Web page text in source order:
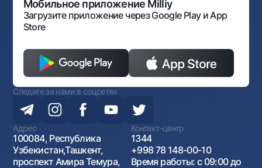
Антимонопольный комплаенс
Мобильное приложение Milliy
Загрузите приложение через Google Play и App
Store
Следите за нами в соцсетях
Адрес
100084, Республика
Узбекистан,Ташкент,
проспект Амира Темура,
Контакт-центр
1344
+998 78 148-00-10
Время работы: с 09:00 до